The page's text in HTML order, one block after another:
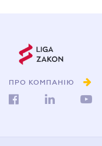
ПРО КОМПАНІЮ